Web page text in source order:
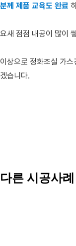
분께 제품 교육도 완료
요새 점점 내공이 많이
이상으로 정화조실 가
겠습니다.
다른 시공사례